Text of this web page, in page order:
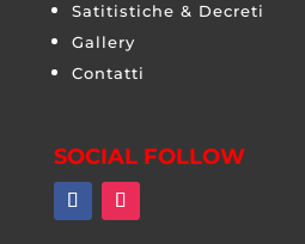
Satitistiche & Decreti
Gallery
Contatti
SOCIAL FOLLOW